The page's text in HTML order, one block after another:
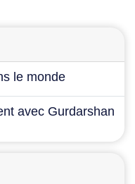
le monde
avec Gurdarshan